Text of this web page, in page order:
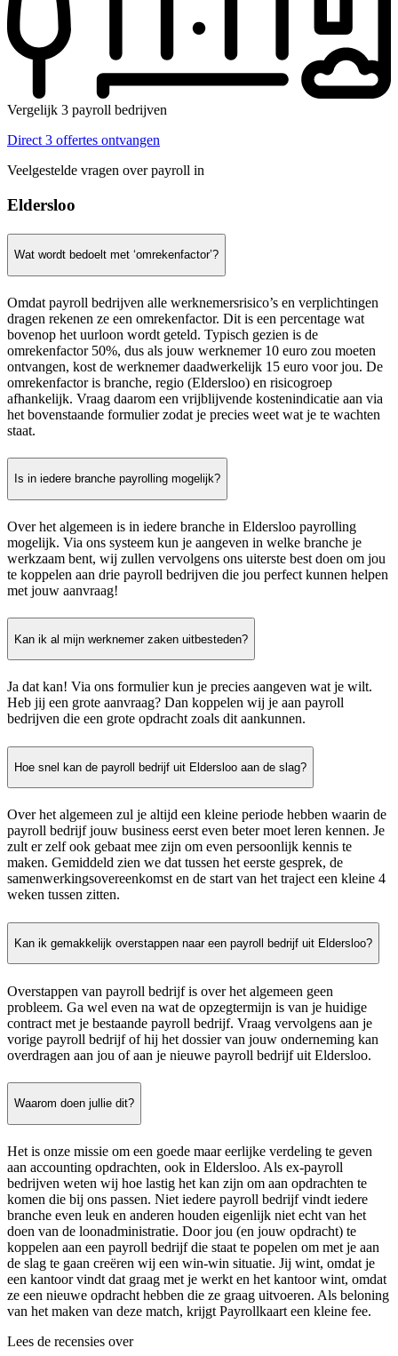
Vergelijk 3 payroll bedrijven
Direct 3 offertes ontvangen
Veelgestelde vragen over payroll in
Eldersloo
Wat wordt bedoelt met ‘omrekenfactor’?
Omdat payroll bedrijven alle werknemersrisico’s en verplichtingen
dragen rekenen ze een omrekenfactor. Dit is een percentage wat
bovenop het uurloon wordt geteld. Typisch gezien is de
omrekenfactor 50%, dus als jouw werknemer 10 euro zou moeten
ontvangen, kost de werknemer daadwerkelijk 15 euro voor jou. De
omrekenfactor is branche, regio (Eldersloo) en risicogroep
afhankelijk. Vraag daarom een vrijblijvende kostenindicatie aan via
het bovenstaande formulier zodat je precies weet wat je te wachten
staat.
Is in iedere branche payrolling mogelijk?
Over het algemeen is in iedere branche in Eldersloo payrolling
mogelijk. Via ons systeem kun je aangeven in welke branche je
werkzaam bent, wij zullen vervolgens ons uiterste best doen om jou
te koppelen aan drie payroll bedrijven die jou perfect kunnen helpen
met jouw aanvraag!
Kan ik al mijn werknemer zaken uitbesteden?
Ja dat kan! Via ons formulier kun je precies aangeven wat je wilt.
Heb jij een grote aanvraag? Dan koppelen wij je aan payroll
bedrijven die een grote opdracht zoals dit aankunnen.
Hoe snel kan de payroll bedrijf uit Eldersloo aan de slag?
Over het algemeen zul je altijd een kleine periode hebben waarin de
payroll bedrijf jouw business eerst even beter moet leren kennen. Je
zult er zelf ook gebaat mee zijn om even persoonlijk kennis te
maken. Gemiddeld zien we dat tussen het eerste gesprek, de
samenwerkingsovereenkomst en de start van het traject een kleine 4
weken tussen zitten.
Kan ik gemakkelijk overstappen naar een payroll bedrijf uit Eldersloo?
Overstappen van payroll bedrijf is over het algemeen geen
probleem. Ga wel even na wat de opzegtermijn is van je huidige
contract met je bestaande payroll bedrijf. Vraag vervolgens aan je
vorige payroll bedrijf of hij het dossier van jouw onderneming kan
overdragen aan jou of aan je nieuwe payroll bedrijf uit Eldersloo.
Waarom doen jullie dit?
Het is onze missie om een goede maar eerlijke verdeling te geven
aan accounting opdrachten, ook in Eldersloo. Als ex-payroll
bedrijven weten wij hoe lastig het kan zijn om aan opdrachten te
komen die bij ons passen. Niet iedere payroll bedrijf vindt iedere
branche even leuk en anderen houden eigenlijk niet echt van het
doen van de loonadministratie. Door jou (en jouw opdracht) te
koppelen aan een payroll bedrijf die staat te popelen om met je aan
de slag te gaan creëren wij een win-win situatie. Jij wint, omdat je
een kantoor vindt dat graag met je werkt en het kantoor wint, omdat
ze een nieuwe opdracht hebben die ze graag uitvoeren. Als beloning
van het maken van deze match, krijgt Payrollkaart een kleine fee.
Lees de recensies over